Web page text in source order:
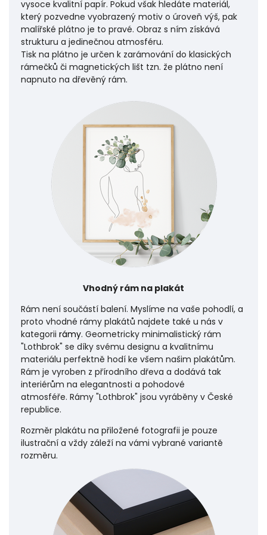
vysoce kvalitní papír. Pokud však hledáte materiál,
který pozvedne vyobrazený motiv o úroveň výš, pak
malířské plátno je to pravé. Obraz s ním získává
strukturu a jedinečnou atmosféru.
Tisk na plátno je určen k zarámování do klasických
rámečků či magnetických lišt tzn. že plátno není
napnuto na dřevěný rám.
Vhodný rám na plakát
Rám není součástí balení. Myslíme na vaše pohodlí, a
proto vhodné rámy plakátů najdete také u nás v
kategorii rámy. Geometricky minimalistický rám
"Lothbrok" se díky svému designu a kvalitnímu
materiálu perfektně hodí ke všem našim plakátům.
Rám je vyroben z přírodního dřeva a dodává tak
interiérům na elegantnosti a pohodové
atmosféře. Rámy "Lothbrok" jsou vyráběny v České
republice.
Rozměr plakátu na přiložené fotografii je pouze
ilustrační a vždy záleží na vámi vybrané variantě
rozměru.